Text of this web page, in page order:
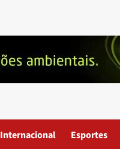
Internacional Esportes